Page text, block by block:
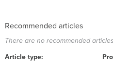
Recommended articles
There are no recommended
Article type